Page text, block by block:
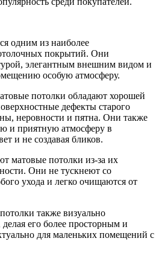
одним из наиболее
покрытий. Они
элегантным внешним видом и
особую атмосферу.
потолки обладают хорошей
дефекты старого
неровности и пятна. Они также
и приятную атмосферу в
и не создавая бликов.
матовые потолки из-за их
Они не тускнеют со
ухода и легко очищаются от
также визуально
его более просторным и
для маленьких помещений с